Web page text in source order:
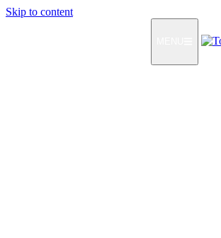
Skip to content